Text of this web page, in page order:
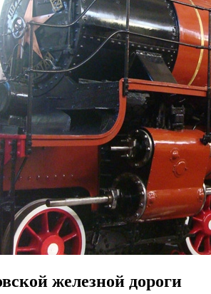
железной дороги